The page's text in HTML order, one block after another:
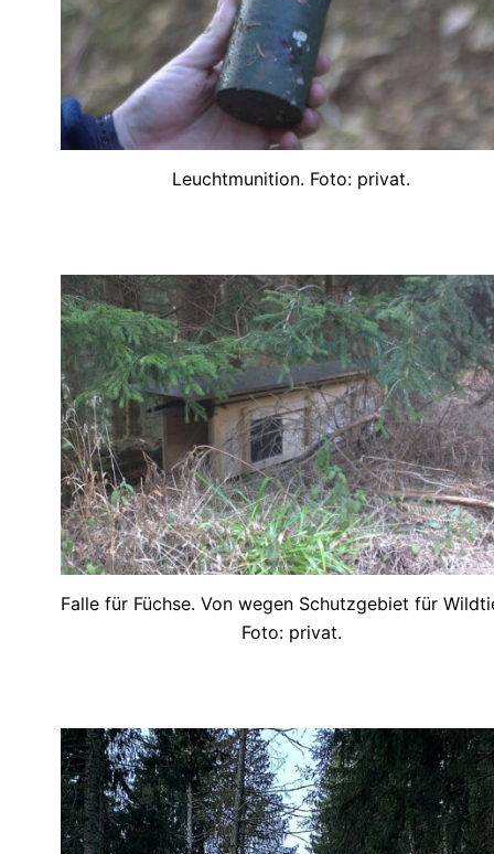
Leuchtmunition. Foto: privat.
Falle für Füchse. Von wegen Schutzgebiet für
Foto: privat.